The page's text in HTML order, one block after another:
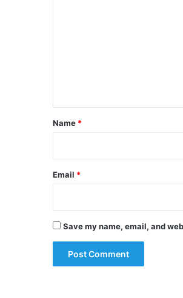
*
Name *
Email *
Save my name, email, and